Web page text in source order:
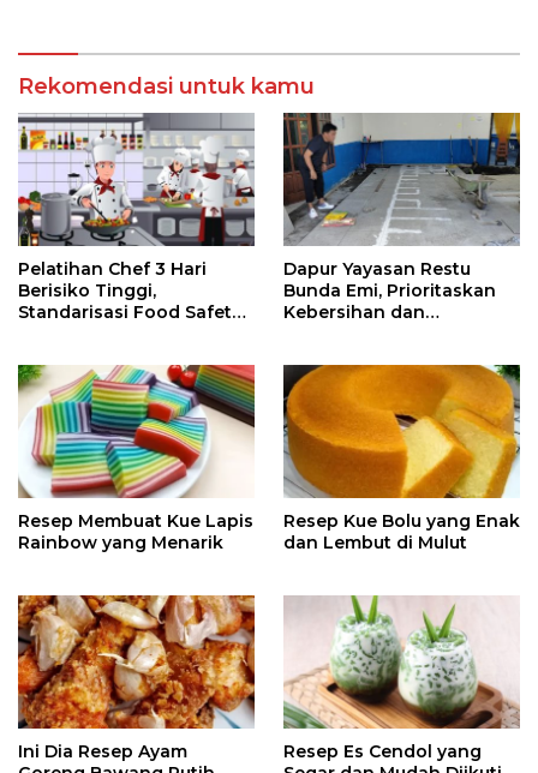
Rekomendasi untuk kamu
Pelatihan Chef 3 Hari
Berisiko Tinggi,
Standarisasi Food Safety
Dapur Yayasan Restu
Bunda Emi, Prioritaskan
Kebersihan dan
Resep Membuat Kue Lapis
Rainbow yang Menarik
Resep Kue Bolu yang Enak
dan Lembut di Mulut
Ini Dia Resep Ayam
Resep Es Cendol yang